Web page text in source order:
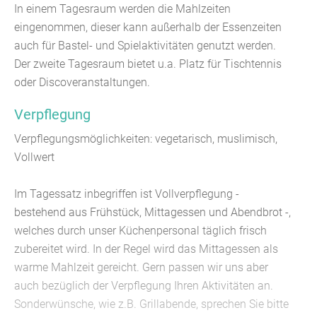
In einem Tagesraum werden die Mahlzeiten
eingenommen, dieser kann außerhalb der Essenzeiten
auch für Bastel- und Spielaktivitäten genutzt werden.
Der zweite Tagesraum bietet u.a. Platz für Tischtennis
oder Discoveranstaltungen.
Verpflegung
Verpflegungsmöglichkeiten: vegetarisch, muslimisch,
Vollwert
Im Tagessatz inbegriffen ist Vollverpflegung -
bestehend aus Frühstück, Mittagessen und Abendbrot -,
welches durch unser Küchenpersonal täglich frisch
zubereitet wird. In der Regel wird das Mittagessen als
warme Mahlzeit gereicht. Gern passen wir uns aber
auch bezüglich der Verpflegung Ihren Aktivitäten an.
Sonderwünsche, wie z.B. Grillabende, sprechen Sie bitte